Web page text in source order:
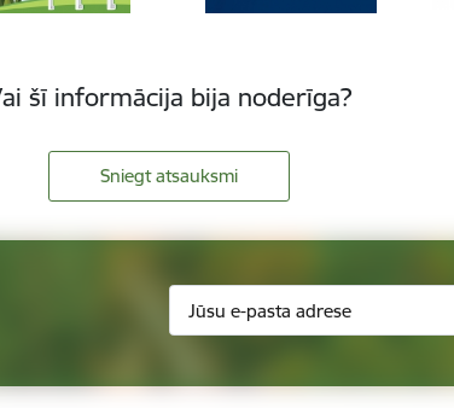
šī informācija bija noderīga?
Sniegt atsauksmi